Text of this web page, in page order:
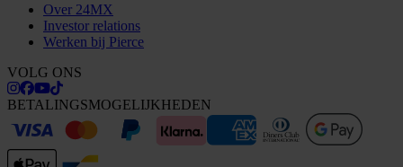
Over 24MX
Investor relations
Werken bij Pierce
VOLG ONS
BETALINGSMOGELIJKHEDEN